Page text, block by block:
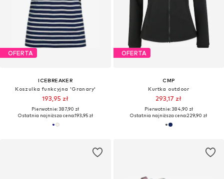
OFERTA
ICEBREAKER
Koszulka funkcyjna 'Granary'
193,95 zł
Pierwotnie: 387,90 zł
Ostatnia najniższa cena:193,95 zł
OFERTA
CMP
Kurtka outdoor
293,17 zł
Pierwotnie: 384,90 zł
Ostatnia najniższa cena:229,90 zł